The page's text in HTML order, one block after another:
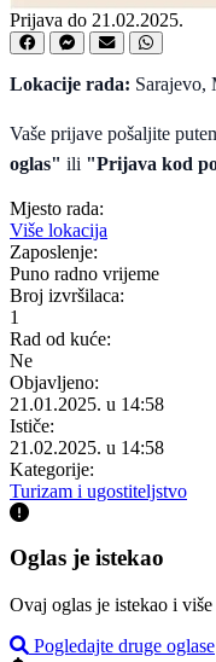
Prijava do 21.02.2025.
Lokacije rada: Sarajevo,
Vaše prijave pošaljite
oglas" ili "Prijava kod
Mjesto rada:
Više lokacija
Zaposlenje:
Puno radno vrijeme
Broj izvršilaca:
1
Rad od kuće:
Ne
Objavljeno:
21.01.2025. u 14:58
Ističe:
21.02.2025. u 14:58
Kategorije:
Turizam i ugostiteljstvo
Oglas je istekao
Ovaj oglas je istekao i
Pogledajte druge oglase